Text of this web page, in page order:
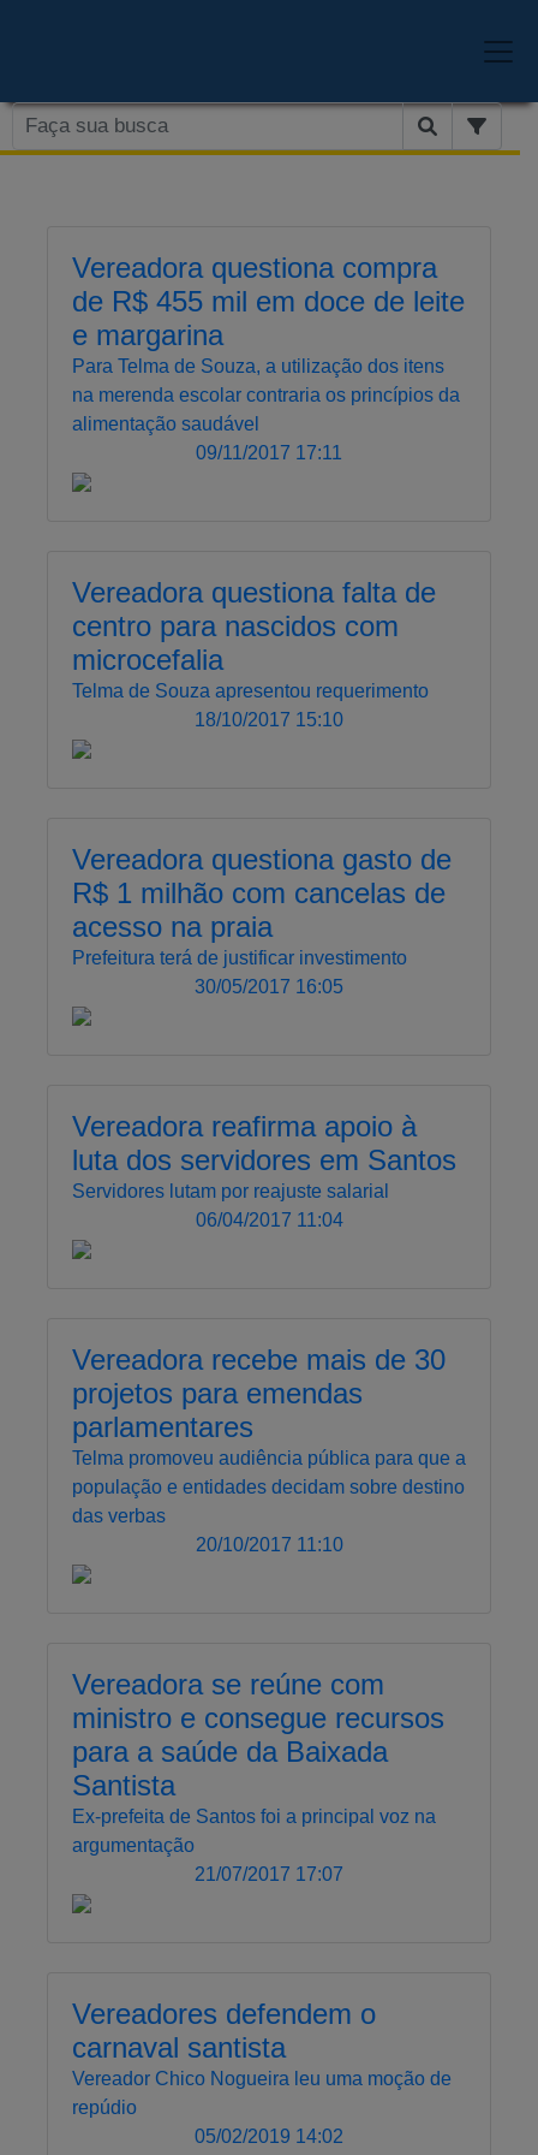
Vereadora questiona compra
de R$ 455 mil em doce de leite
e margarina
Para Telma de Souza, a utilização dos itens
na merenda escolar contraria os princípios da
alimentação saudável
09/11/2017 17:11
Vereadora questiona falta de
centro para nascidos com
microcefalia
Telma de Souza apresentou requerimento
18/10/2017 15:10
Vereadora questiona gasto de
R$ 1 milhão com cancelas de
acesso na praia
Prefeitura terá de justificar investimento
30/05/2017 16:05
Vereadora reafirma apoio à
luta dos servidores em Santos
Servidores lutam por reajuste salarial
06/04/2017 11:04
Vereadora recebe mais de 30
projetos para emendas
parlamentares
Telma promoveu audiência pública para que a
população e entidades decidam sobre destino
das verbas
20/10/2017 11:10
Vereadora se reúne com
ministro e consegue recursos
para a saúde da Baixada
Santista
Ex-prefeita de Santos foi a principal voz na
argumentação
21/07/2017 17:07
Vereadores defendem o
carnaval santista
Vereador Chico Nogueira leu uma moção de
repúdio
05/02/2019 14:02